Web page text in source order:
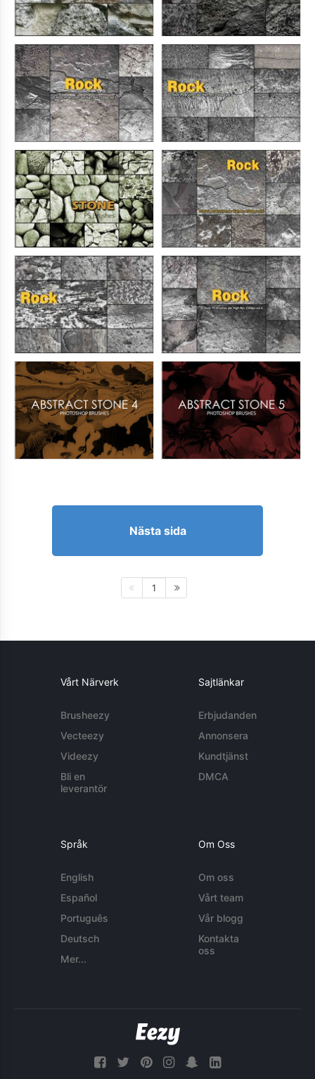
Nästa sida
1
Vårt Närverk
Brusheezy
Vecteezy
Videezy
Bli en
leverantör
Sajtlänkar
Erbjudanden
Annonsera
Kundtjänst
DMCA
Språk
English
Español
Português
Deutsch
Mer...
Om Oss
Om oss
Vårt team
Vår blogg
Kontakta
oss